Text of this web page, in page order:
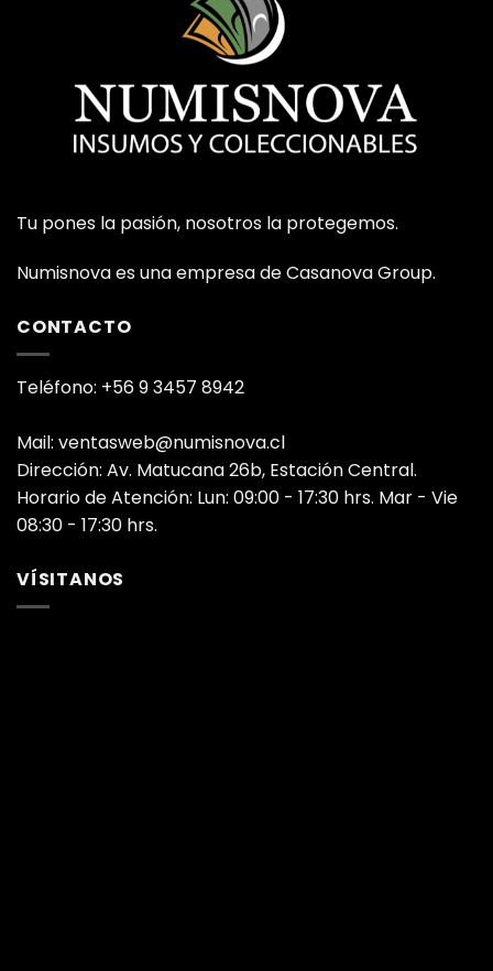
Tu pones la pasión, nosotros la protegemos.
Numisnova es una empresa de Casanova Group.
CONTACTO
Teléfono: +56 9 3457 8942
Mail: ventasweb@numisnova.cl
Dirección: Av. Matucana 26b, Estación Central.
Horario de Atención: Lun: 09:00 - 17:30 hrs. Mar - Vie
08:30 - 17:30 hrs.
VÍSITANOS